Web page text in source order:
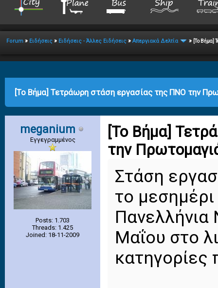
Forum » Ειδήσεις » Ειδήσεις - Άλλες Ειδήσεις » Απεργιακά Δελτία » [Το Βήμα]
[Το Βήμα] Τετράωρη στάση εργασίας της ΠΝΟ την
meganium
Εγγεγραμμένος
Posts: 1.703
Threads: 1.425
Joined: 18-11-2009
[Το Βήμα]
την
Στάση
το
Πανελλήνια
Μαΐου στο
κατηγορίες